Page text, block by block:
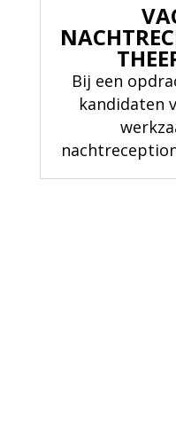
Bij een
kandidaten